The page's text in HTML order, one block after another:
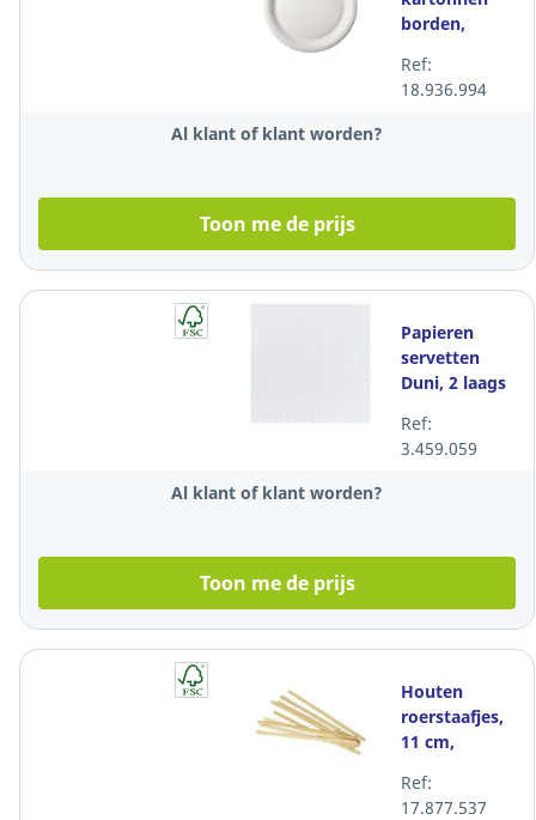
borden,
pak van 100
Ref:
18.936.994
Al klant of klant worden?
Toon me de prijs
Papieren
servetten
Duni, 2 laags
pak van 300
servetten
Ref:
3.459.059
Al klant of klant worden?
Toon me de prijs
Houten
roerstaafjes,
11 cm,
2000 stuks
Ref:
17.877.537